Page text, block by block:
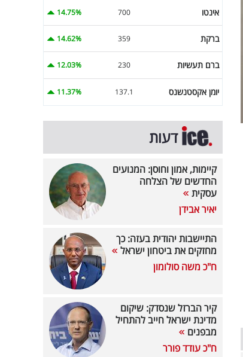
אינטו 700
14.75%
ברקת 359
14.62%
ברם תעשיות 230
12.03%
יומן אקסטנשנס 137.1
11.37%
דעות
קיימות, אמון וחוסן: המנועים
החדשים של הצלחה
עסקית
יאיר אבידן
התיישבות יהודית בעזה: כך
מחזקים את ביטחון ישראל
ח"כ משה סולומון
קיר הברזל שנסדק: שיקום
מדינת ישראל חייב להתחיל
מבפנים
ח"כ עודד פורר